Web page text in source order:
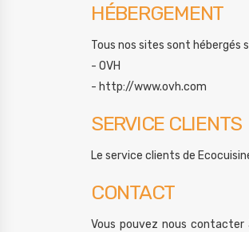
HÉBERGEMENT
Tous nos sites sont hébergés
- OVH
- http://www.ovh.com
SERVICE CLIENTS
Le service clients de
CONTACT
Vous pouvez nous contacter